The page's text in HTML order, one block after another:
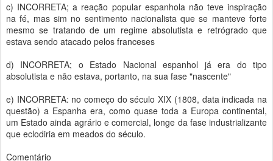
c) INCORRETA; a reação popular espanhola não teve inspiração
na fé, mas sim no sentimento nacionalista que se manteve forte
mesmo se tratando de um regime absolutista e retrógrado que
estava sendo atacado pelos franceses
d) INCORRETA; o Estado Nacional espanhol já era do tipo
absolutista e não estava, portanto, na sua fase "nascente"
e) INCORRETA: no começo do século XIX (1808, data indicada na
questão) a Espanha era, como quase toda a Europa continental,
um Estado ainda agrário e comercial, longe da fase industrializante
que eclodiria em meados do século.
Comentário